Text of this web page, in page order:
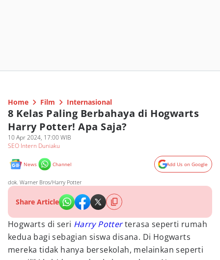
Home Film Internasional
8 Kelas Paling Berbahaya di Hogwarts
Harry Potter! Apa Saja?
10 Apr 2024, 17:00 WIB
SEO Intern Duniaku
News Channel Add Us on Google
dok. Warner Bros/Harry Potter
Share Article
Hogwarts di seri Harry Potterterasa seperti rumah
kedua bagi sebagian siswa disana. Di Hogwarts
mereka tidak hanya bersekolah, melainkan seperti